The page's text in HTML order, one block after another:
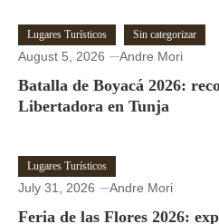
Lugares Turísticos Sin categorizar
August 5, 2026 Andre Mori
Batalla de Boyacá 2026:
Libertadora en Tunja
Lugares Turísticos
July 31, 2026 Andre Mori
Feria de las Flores 2026: